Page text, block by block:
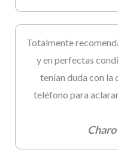
Totalmente
y en perfectas
tenían duda con la
teléfono para